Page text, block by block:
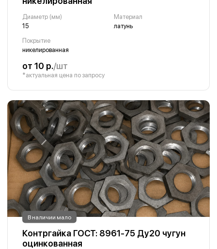
Диаметр (мм)
15
Материал
латунь
Покрытие
никелированная
от 10 р./шт
*актуальная цена по запросу
В наличии мало
Контргайка ГОСТ: 8961-75 Ду20 чугун
оцинкованная